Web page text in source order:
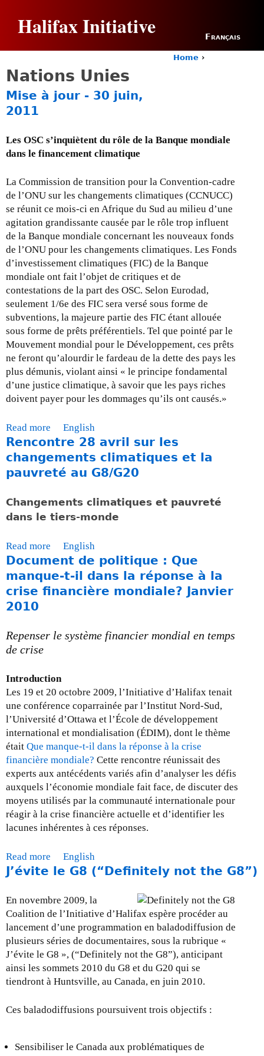
Halifax Initiative Français
o
u
a
r
h
e
r
Home ›
Nations Unies
Mise à jour - 30 juin,
2011
Les OSC s’inquiètent du rôle de la Banque mondiale
dans le financement climatique
La Commission de transition pour la Convention-cadre
de l’ONU sur les changements climatiques (CCNUCC)
se réunit ce mois-ci en Afrique du Sud au milieu d’une
agitation grandissante causée par le rôle trop influent
de la Banque mondiale concernant les nouveaux fonds
de l’ONU pour les changements climatiques. Les Fonds
d’investissement climatiques (FIC) de la Banque
mondiale ont fait l’objet de critiques et de
contestations de la part des OSC. Selon Eurodad,
seulement 1/6e des FIC sera versé sous forme de
subventions, la majeure partie des FIC étant allouée
sous forme de prêts préférentiels. Tel que pointé par le
Mouvement mondial pour le Développement, ces prêts
ne feront qu’alourdir le fardeau de la dette des pays les
plus démunis, violant ainsi « le principe fondamental
d’une justice climatique, à savoir que les pays riches
doivent payer pour les dommages qu’ils ont causés.»
Read more
b
o
u
i
s
j
o
u
3
i
n
,
2
0
1
1
English
Rencontre 28 avril sur les
changements climatiques et la
pauvreté au G8/G20
Changements climatiques et pauvreté
dans le tiers-monde
Read more
b
o
u
n
n
t
r
e
2
8
a
v
r
i
l
s
s
c
h
a
n
g
e
e
s
English
Document de politique : Que
manque-t-il dans la réponse à la
crise financière mondiale? Janvier
2010
Repenser le système financier mondial en temps
de crise
Introduction
Les 19 et 20 octobre 2009, l’Initiative d’Halifax tenait
une conférence coparrainée par l’Institut Nord-Sud,
l’Université d’Ottawa et l’École de développement
international et mondialisation (ÉDIM), dont le thème
était Que manque-t-il dans la réponse à la crise
financière mondiale? Cette rencontre réunissait des
experts aux antécédents variés afin d’analyser les défis
auxquels l’économie mondiale fait face, de discuter des
moyens utilisés par la communauté internationale pour
réagir à la crise financière actuelle et d’identifier les
lacunes inhérentes à ces réponses.
Read more
b
u
t
D
o
c
u
m
n
e
English
J’évite le G8 (“Definitely not the G8”)
En novembre 2009, la
Coalition de l’Initiative d’Halifax espère procéder au
lancement d’une programmation en baladodiffusion de
plusieurs séries de documentaires, sous la rubrique «
J’évite le G8 », (“Definitely not the G8”), anticipant
ainsi les sommets 2010 du G8 et du G20 qui se
tiendront à Huntsville, au Canada, en juin 2010.
Ces baladodiffusions poursuivent trois objectifs :
Sensibiliser le Canada aux problématiques de